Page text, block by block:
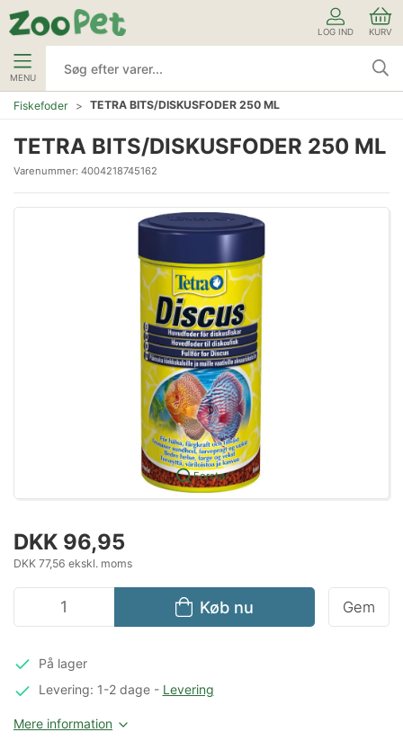
LOG IND KURV
MENU
Fiskefoder TETRA BITS/DISKUSFODER 250 ML
TETRA BITS/DISKUSFODER 250 ML
Varenummer: 4004218745162
Forstør
DKK 96,95
DKK 77,56 ekskl. moms
Køb nu Gem
På lager
Levering: 1-2 dage- Levering
Mere information